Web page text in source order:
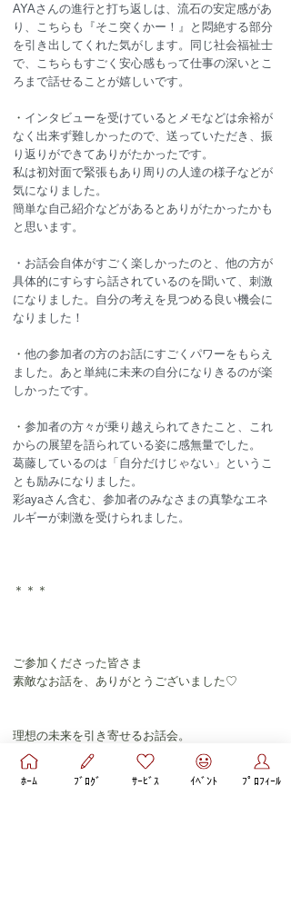
AYAさんの進行と打ち返しは、流石の安定感があ
り、こちらも『そこ突くかー！』と悶絶する部分
を引き出してくれた気がします。同じ社会福祉士
で、こちらもすごく安心感もって仕事の深いとこ
ろまで話せることが嬉しいです。
・ インタビューを受けているとメモなどは余裕が
なく出来ず難しかったので、送っていただき、振
り返りができてありがたかったです。
私は初対面で緊張もあり周りの人達の様子などが
気になりました。
簡単な自己紹介などがあるとありがたかったかも
と思います。
・お話会自体がすごく楽しかったのと、他の方が
具体的にすらすら話されているのを聞いて、刺激
になりました。自分の考えを見つめる良い機会に
なりました！
・ 他の参加者の方のお話にすごくパワーをもらえ
ました。あと単純に未来の自分になりきるのが楽
しかったです。
・ 参加者の方々が乗り越えられてきたこと、これ
からの展望を語られている姿に感無量でした。
葛藤しているのは「自分だけじゃない」というこ
とも励みになりました。
彩ayaさん含む、参加者のみなさまの真摯なエネ
ルギーが刺激を受けられました。
＊＊＊
ご参加くださった皆さま
素敵なお話を、ありがとうございました♡
理想の未来を引き寄せるお話会。
ぜひまた開催したいと思っています。
ﾎｰﾑ ﾌﾞﾛｸﾞ ｻｰﾋﾞｽ ｲﾍﾞﾝﾄ ﾌﾟﾛﾌｨｰﾙ